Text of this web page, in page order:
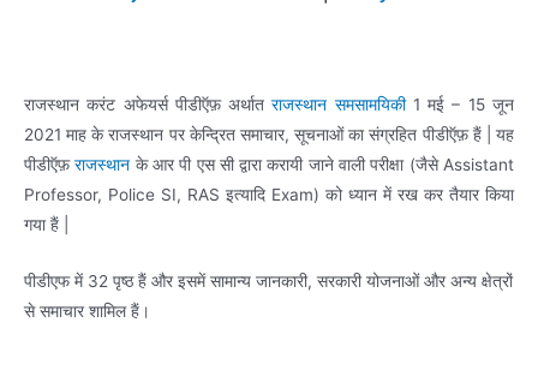
राजस्थान करंट अफेयर्स पीडीऍफ़ अर्थातराजस्थान समसामयिकी1 मई – 15 जून
2021 माह के राजस्थान पर केन्द्रित समाचार, सूचनाओं का संग्रहित पीडीऍफ़ हैं | यह
पीडीऍफ़राजस्थान के आर पी एस सी द्वारा करायी जाने वाली परीक्षा (जैसे Assistant
Professor, Police SI, RAS इत्यादि Exam) को ध्यान में रख कर तैयार किया
गया हैं |
पीडीएफ में 32 पृष्ठ हैं और इसमें सामान्य जानकारी, सरकारी योजनाओं और अन्य क्षेत्रों
से समाचार शामिल हैं।